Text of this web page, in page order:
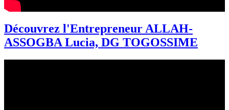
Découvrez l'Entrepreneur ALLAH-
ASSOGBA Lucia, DG TOGOSSIME